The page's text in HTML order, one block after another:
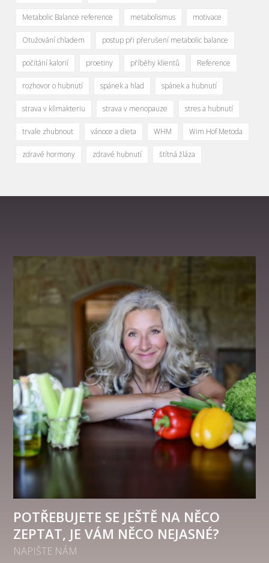
Metabolic Balance reference metabolismus motivace
Otužování chladem postup při přerušení metabolic balance
počítání kalorií proetiny příběhy klientů Reference
rozhovor o hubnutí spánek a hlad spánek a hubnutí
strava v klimakteriu strava v menopauze stres a hubnutí
trvale zhubnout vánoce a dieta WHM Wim Hof Metoda
zdravé hormony zdravé hubnutí štítná žláza
POTŘEBUJETE SE JEŠTĚ NA NĚCO
ZEPTAT, JE VÁM NĚCO NEJASNÉ?
NAPIŠTE NÁM